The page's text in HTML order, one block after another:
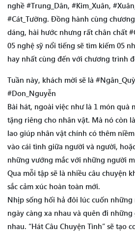
nghề #Trung_Dân, #Kim_Xuân,
#Cát_Tường. Đồng hành cùng
dáng, hài hước nhưng rất chân chất
05 nghệ sỹ nổi tiếng sẽ tìm kiếm 05
hay nhất cùng đến với chương trình
Tuần này, khách mời sẽ là
#Don_Nguyễn
Bài hát, ngoài việc như là 1 món quà
tặng riêng cho nhân vật. Mà nó còn
lao giúp nhân vật chính có thêm
vào cái tình giữa người và người,
những vướng mắc với những người
Qua mỗi tập sẽ là nhiều câu chuyện
sắc cảm xúc hoàn toàn mới.
Nhịp sống hối hả đôi lúc cuốn
ngày càng xa nhau và quên đi
nhau. “Hát Câu Chuyện Tình” sẽ tạo